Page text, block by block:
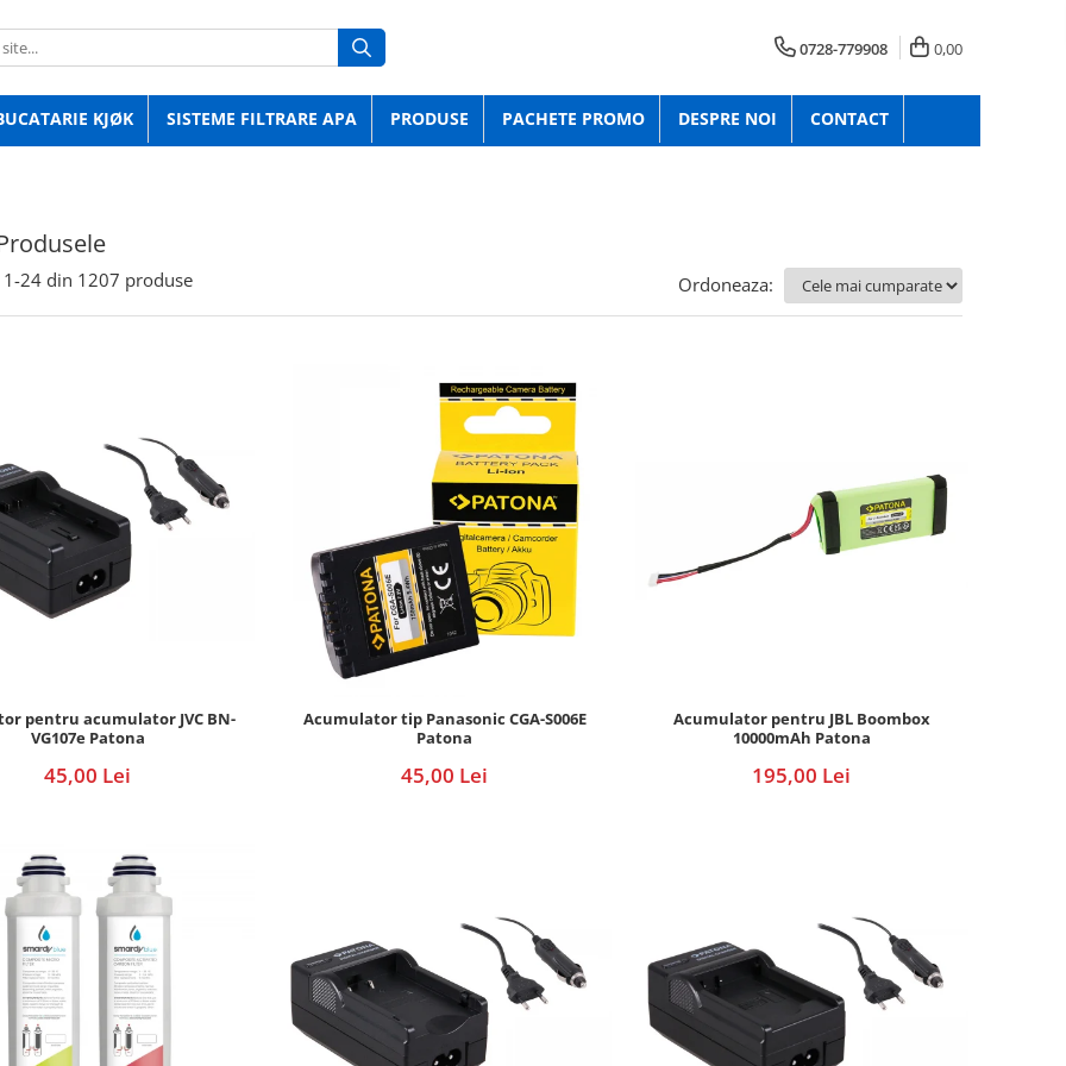
0728-779908 0,00
KJØK SISTEME FILTRARE APA PRODUSE PACHETE PROMO DESPRE NOI CONTACT
1-24 din 1207 produse Ordoneaza:
pentru acumulator JVC BN-
VG107e Patona
45,00 Lei
Acumulator tip Panasonic CGA-S006E
Patona
45,00 Lei
Acumulator pentru JBL Boombox
10000mAh Patona
195,00 Lei